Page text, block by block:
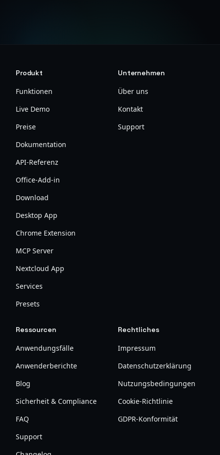
Produkt
Funktionen
Live Demo
Preise
Dokumentation
API-Referenz
Office-Add-in
Download
Desktop App
Chrome Extension
MCP Server
Nextcloud App
Services
Presets
Unternehmen
Über uns
Kontakt
Support
Ressourcen
Anwendungsfälle
Anwenderberichte
Blog
Sicherheit & Compliance
FAQ
Support
Rechtliches
Impressum
Datenschutzerklärung
Nutzungsbedingungen
Cookie-Richtlinie
GDPR-Konformität